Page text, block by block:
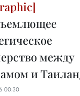
между
и
00:30